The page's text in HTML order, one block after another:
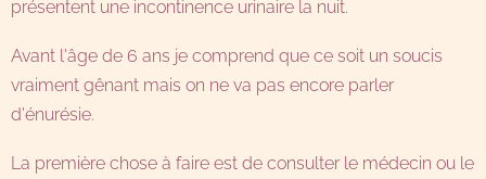
présentent une incontinence urinaire la nuit.
Avant l'âge de 6 ans je comprend que ce soit un soucis
vraiment gênant mais on ne va pas encore parler
d'énurésie.
La première chose à faire est de consulter le médecin ou le